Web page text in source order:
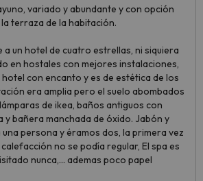
variado y abundante y con opción
terraza de la habitación.
un hotel de cuatro estrellas, ni siquiera
en hostales con mejores instalaciones,
con encanto y es de estética de los
era amplia pero el suelo abombados
de ikea, baños antiguos con
y bañera manchada de óxido. Jabón y
persona y éramos dos, la primera vez
calefacción no se podía regular, El spa es
nunca,... ademas poco papel